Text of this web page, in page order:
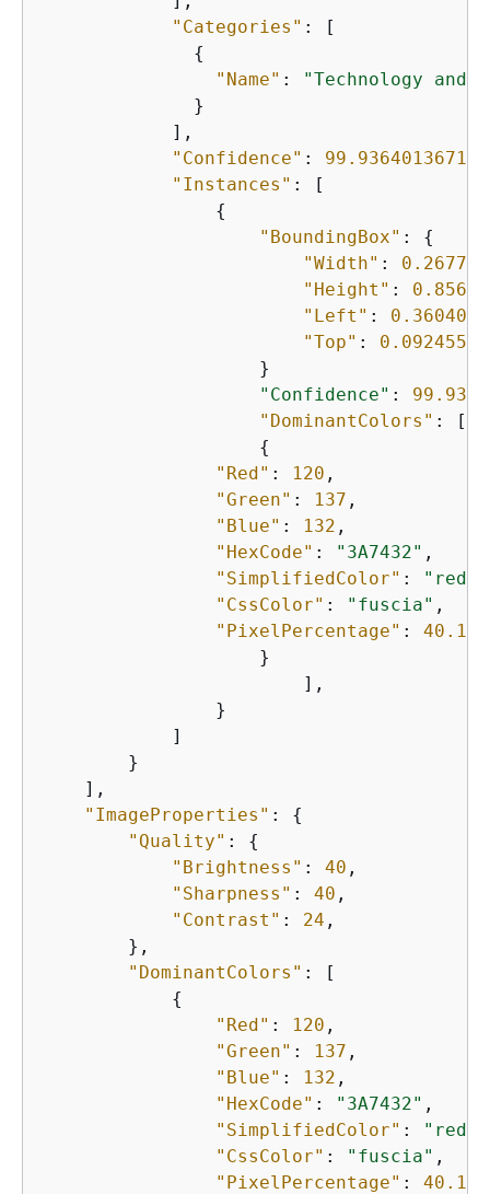
"Categories" : [
{
"Name" :
"Technology and
              }
            ],
"Confidence" :
"Instances" : [
{
"BoundingBox" : {
"Width" :
"Height" :
"Left" :
"Top" :
                    }
"Confidence" :
"DominantColors" : [
{
"Red" : 120 ,
"Green" : 137 ,
"Blue" : 132 ,
"HexCode" : "3A7432" ,
"SimplifiedColor" : "red"
"CssColor" : "fuscia" ,
"PixelPercentage" : 40.10
                    }
                        ],
                }
            ]
        }
    ],
"ImageProperties" : {
"Quality" : {
"Brightness" : 40 ,
"Sharpness" : 40 ,
"Contrast" : 24 ,
        },
"DominantColors" : [
{
"Red" : 120 ,
"Green" : 137 ,
"Blue" : 132 ,
"HexCode" : "3A7432" ,
"SimplifiedColor" : "red"
"CssColor" : "fuscia" ,
"PixelPercentage" : 40.10